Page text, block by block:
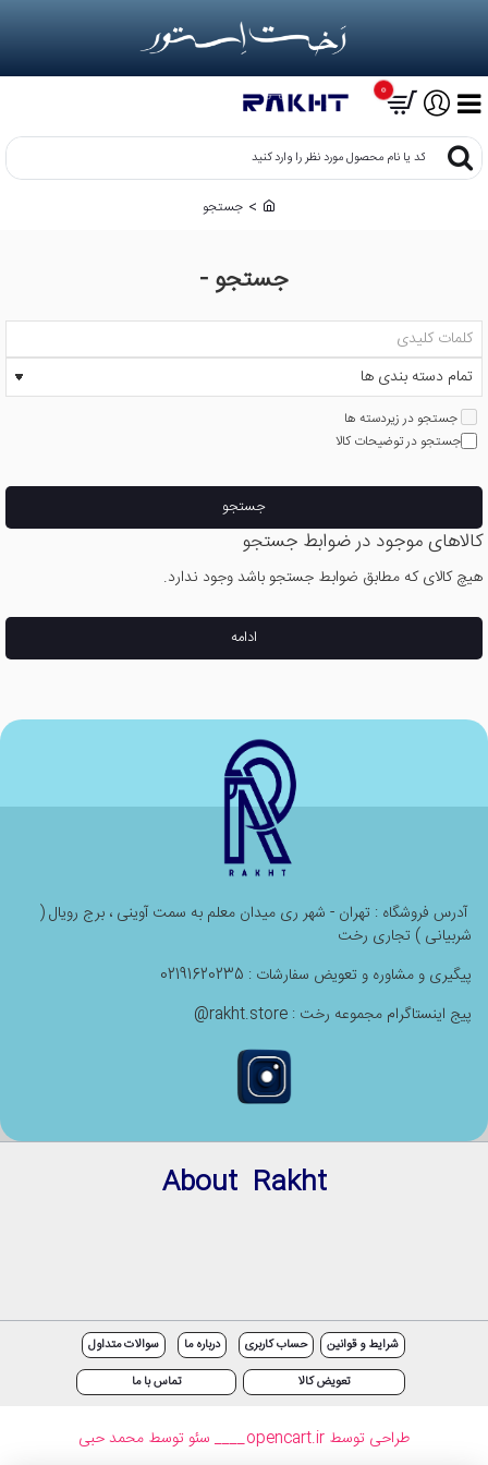
0
کد
کنید
جستجو -
e
جستجو
جستجو در زیردسته ها
جستجو در توضیحات کالا
جستجو
کالاهای موجود در ضوابط جستجو
هیچ کالای که مطابق ضوابط جستجو باشد وجود ندارد.
ادامه
آدرس فروشگاه : تهران - شهر ری میدان معلم به سمت آوینی ، برج رویال (
شربیانی ) تجاری رخت
پیگیری و مشاوره و تعویض سفارشات : 02191620235
پیج اینستاگرام مجموعه رخت : rakht.store@
About Rakht
شرایط و قوانین حساب کاربری درباره ما
سوالات متداول
تعویض کالا
تماس با ما
طراحی توسط opencart.ir ____ سئو توسط محمد حبی